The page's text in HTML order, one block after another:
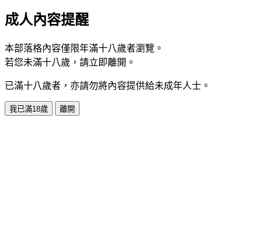
成人內容提醒
本部落格內容僅限年滿十八歲者瀏覽。
若您未滿十八歲，請立即離開。
已滿十八歲者，亦請勿將內容提供給未成年人士。
我已滿18歲 離開